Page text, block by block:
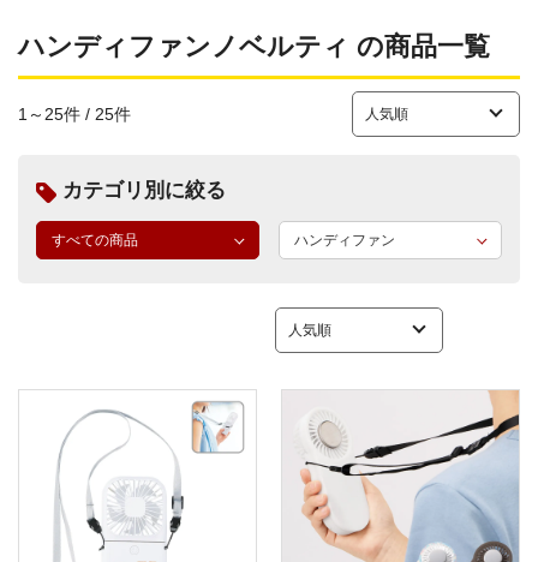
ハンディファンノベルティ の商品一覧
1～25件 / 25件
カテゴリ別に絞る
すべての商品 ハンディファン